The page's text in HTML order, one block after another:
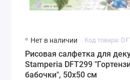
Нет в наличии Код товара:
Рисовая салфетка для
Stamperia DFT299
бабочки", 50х50 см